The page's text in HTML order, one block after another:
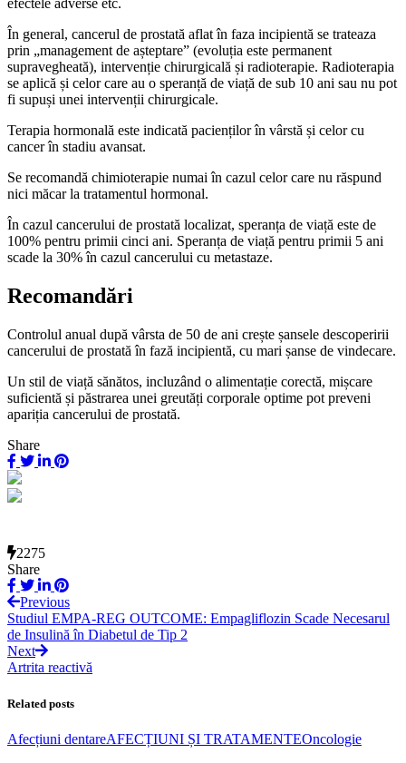
efectele adverse etc.
În general, cancerul de prostată aflat în faza incipientă se trateaza
prin „management de așteptare” (evoluția este permanent
supravegheată), intervenție chirurgicală și radioterapie. Radioterapia
se aplică și celor care au o speranță de viață de sub 10 ani sau nu pot
fi supuși unei intervenții chirurgicale.
Terapia hormonală este indicată pacienților în vârstă și celor cu
cancer în stadiu avansat.
Se recomandă chimioterapie numai în cazul celor care nu răspund
nici măcar la tratamentul hormonal.
În cazul cancerului de prostată localizat, speranța de viață este de
100% pentru primii cinci ani. Speranța de viață pentru primii 5 ani
scade la 30% în cazul cancerului cu metastaze.
Recomandări
Controlul anual după vârsta de 50 de ani crește șansele descoperirii
cancerului de prostată în fază incipientă, cu mari șanse de vindecare.
Un stil de viață sănătos, incluzând o alimentație corectă, mișcare
suficientă și păstrarea unei greutăți corporale optime pot preveni
apariția cancerului de prostată.
Share
2275
Share
Previous
Studiul EMPA-REG OUTCOME: Empagliflozin Scade Necesarul
de Insulină în Diabetul de Tip 2
Next
Artrita reactivă
Related posts
Afecțiuni dentareAFECȚIUNI ȘI TRATAMENTEOncologie